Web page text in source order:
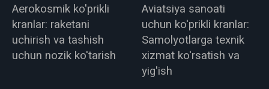
Aerokosmik ko'prikli
kranlar: raketani
uchirish va tashish
uchun nozik ko'tarish
Aviatsiya sanoati
uchun ko'prikli kranlar:
Samolyotlarga texnik
xizmat ko'rsatish va
yig'ish